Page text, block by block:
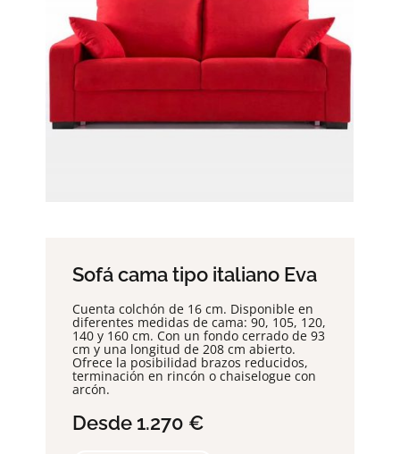
Sofá cama tipo italiano Eva
Cuenta colchón de 16 cm. Disponible en
diferentes medidas de cama: 90, 105, 120,
140 y 160 cm. Con un fondo cerrado de 93
cm y una longitud de 208 cm abierto.
Ofrece la posibilidad brazos reducidos,
terminación en rincón o chaiselogue con
arcón.
Desde 1.270 €